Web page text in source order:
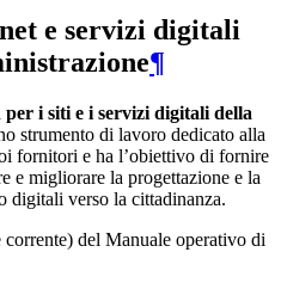
e servizi digitali
¶
i siti e i servizi digitali della
strumento di lavoro dedicato alla
fornitori e ha l’obiettivo di fornire
e migliorare la progettazione e la
digitali verso la cittadinanza.
del Manuale operativo di